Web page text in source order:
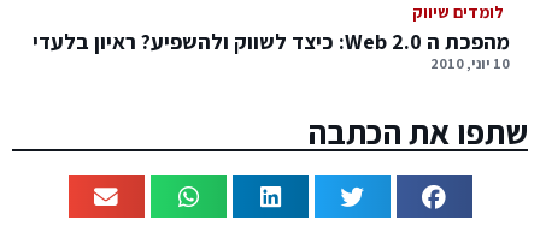
לומדים שיווק
מהפכת ה Web 2.0: כיצד לשווק ולהשפיע? ראיון בלעדי
10 יוני, 2010
שתפו את הכתבה